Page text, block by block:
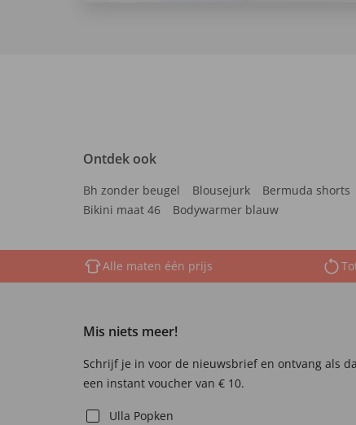
Ontdek ook
Bh zonder beugel Blousejurk Bermuda shorts
Bikini maat 46
Bodywarmer blauw
Alle maten één prijs
Mis niets meer!
Schrijf je in voor de nieuwsbrief en ontvang als
een instant voucher van € 10.
Ulla Popken